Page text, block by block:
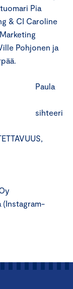
Pia
& CI Caroline
Pohjonen ja
(Instagram-